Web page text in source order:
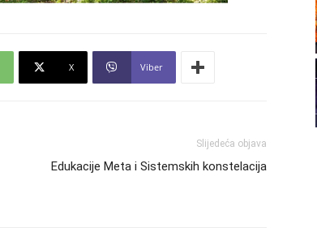
X Viber
Slijedeća objava
Edukacije Meta i Sistemskih konstelacija